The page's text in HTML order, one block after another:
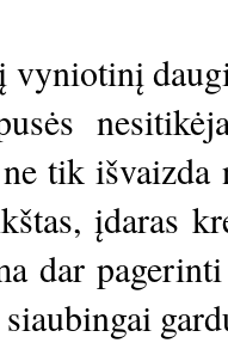
vyniotinį
tik
įdaras
dar